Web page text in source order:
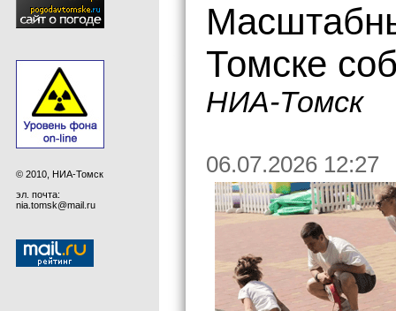
© 2010, НИА-Томск
эл. почта:
nia.tomsk@mail.ru
Томске
НИА-Томск
06.07.2026 12:27